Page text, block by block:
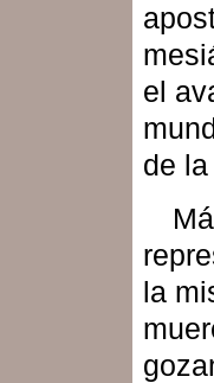
el
de
la